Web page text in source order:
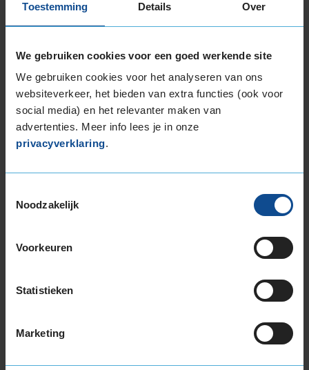
Toestemming Details Over
We gebruiken cookies voor een goed werkende site
We gebruiken cookies voor het analyseren van ons
websiteverkeer, het bieden van extra functies (ook voor
social media) en het relevanter maken van
advertenties. Meer info lees je in onze
privacyverklaring.
Noodzakelijk
Voorkeuren
Statistieken
Marketing
Normale prijs: € 292,00
Bandenmontagepakketten